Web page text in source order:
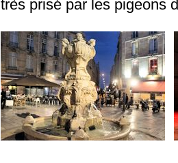
très prisé par les pigeons